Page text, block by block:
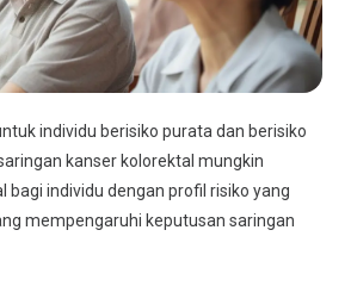
individu berisiko purata dan berisiko
kanser kolorektal mungkin
bagi individu dengan profil risiko yang
mempengaruhi keputusan saringan